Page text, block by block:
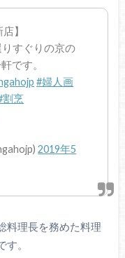
】
りすぐりの京の
です。
#婦人画
割烹
2019年5
料理長を務めた料理
。